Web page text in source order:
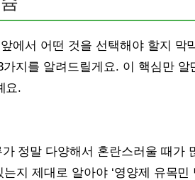
에서 어떤 것을 선택해야 할지 막
지를 알려드릴게요. 이 핵심만 알
요.
정말 다양해서 혼란스러울 때가
지 제대로 알아야 ‘영양제 유목민